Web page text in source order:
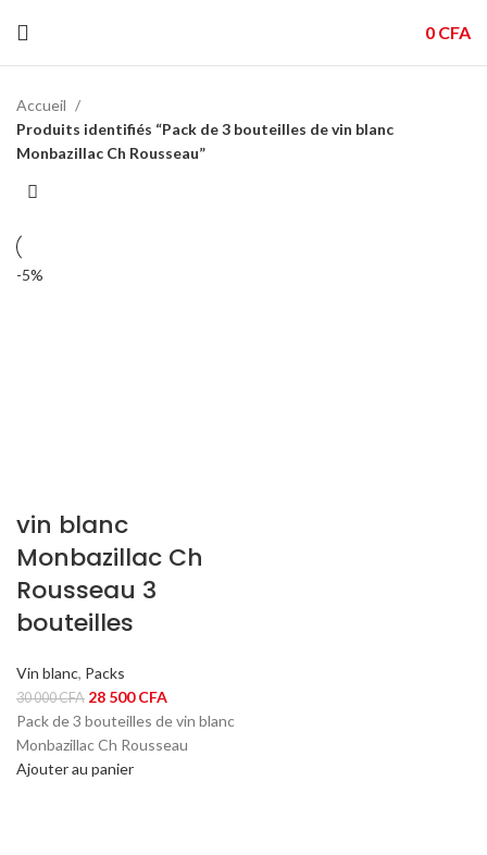
0 CFA
Accueil
Produits identifiés “Pack de 3 bouteilles de vin blanc
Monbazillac Ch Rousseau”
-5%
vin blanc
Monbazillac Ch
Rousseau 3
bouteilles
Vin blanc, Packs
30 000CFA Le
prix
initial
était :
28 500CFA
prix
actuel
Pack de3 bouteilles de vin blanc
Monbazillac Ch Rousseau
Ajouter au panier